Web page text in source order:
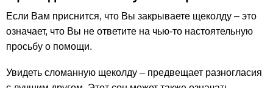
Если Вам приснится, что Вы закрываете щеколду – это
означает, что Вы не ответите на чью-то настоятельную
просьбу о помощи.
Увидеть сломанную щеколду – предвещает разногласия